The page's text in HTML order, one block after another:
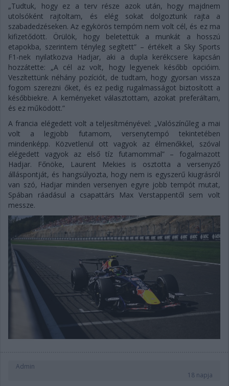
„Tudtuk, hogy ez a terv része azok után, hogy majdnem
utolsóként rajtoltam, és elég sokat dolgoztunk rajta a
szabadedzéseken. Az egykörös tempóm nem volt cél, és ez ma
kifizetődött. Örülök, hogy beletettük a munkát a hosszú
etapokba, szerintem tényleg segített” – értékelt a Sky Sports
F1-nek nyilatkozva Hadjar, aki a dupla kerékcsere kapcsán
hozzátette: „A cél az volt, hogy legyenek később opcióim.
Veszítettünk néhány pozíciót, de tudtam, hogy gyorsan vissza
fogom szerezni őket, és ez pedig rugalmasságot biztosított a
későbbiekre. A keményeket választottam, azokat preferáltam,
és ez működött.”
A francia elégedett volt a teljesítményével: „Valószínűleg a mai
volt a legjobb futamom, versenytempó tekintetében
mindenképp. Közvetlenül ott vagyok az élmenőkkel, szóval
elégedett vagyok az első tíz futamommal” – fogalmazott
Hadjar. Főnöke, Laurent Mekies is osztotta a versenyző
álláspontját, és hangsúlyozta, hogy nem is egyszerű kiugrásról
van szó, Hadjar minden versenyen egyre jobb tempót mutat,
Spában ráadásul a csapattárs Max Verstappentől sem volt
messze.
Admin
18 napja